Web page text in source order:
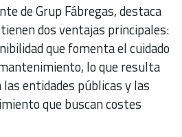
de Grup Fábregas, destaca
dos ventajas principales:
que fomenta el cuidado
lo que resulta
entidades públicas y las
que buscan costes